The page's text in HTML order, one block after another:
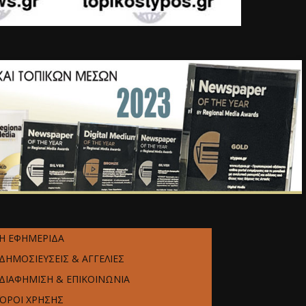
ΕΦΗΜΕΡΙΔΑ
& ΑΓΓΕΛΙΕΣ
& ΕΠΙΚΟΙΝΩΝΙΑ
ΧΡΗΣΗΣ